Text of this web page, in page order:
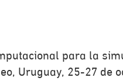
para la
Uruguay, 25-27 de